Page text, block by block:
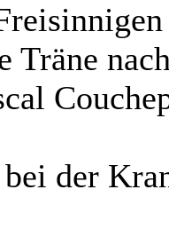
Träne
der